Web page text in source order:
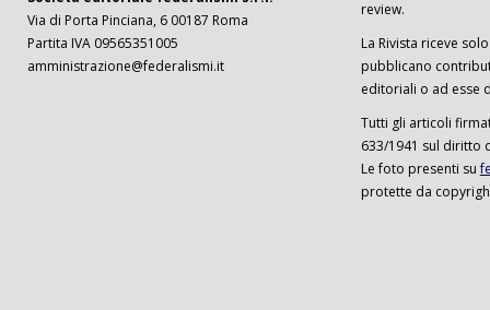
Via di Porta Pinciana, 6 00187 Roma
Partita IVA 09565351005
amministrazione@federalismi.it
review.
La Rivista riceve
pubblicano
editoriali o ad esse
Tutti gli articoli
633/1941 sul diritto
Le foto presenti su
protette da